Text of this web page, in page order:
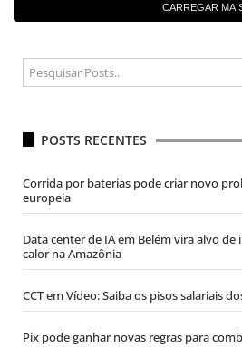
CARREGAR
POSTS RECENTES
Corrida por baterias pode criar novo
europeia
Data center de IA em Belém vira alvo
calor na Amazônia
CCT em Vídeo: Saiba os pisos salariais
Pix pode ganhar novas regras para